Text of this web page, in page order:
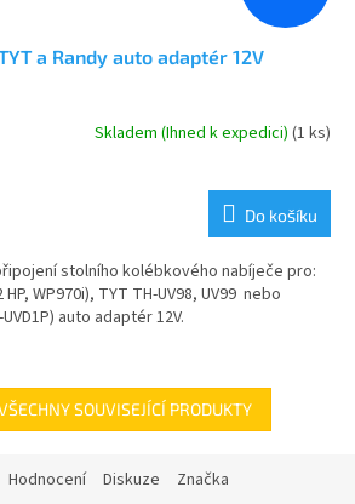
a Randy auto adaptér 12V
Skladem (Ihned k expedici)(1 ks)
Do košíku
stolního kolébkového nabíječe pro:
HP, WP970i), TYT TH-UV98, UV99 nebo
UVD1P) auto adaptér 12V.
SOUVISEJÍCÍ PRODUKTY
Hodnocení Diskuze Značka